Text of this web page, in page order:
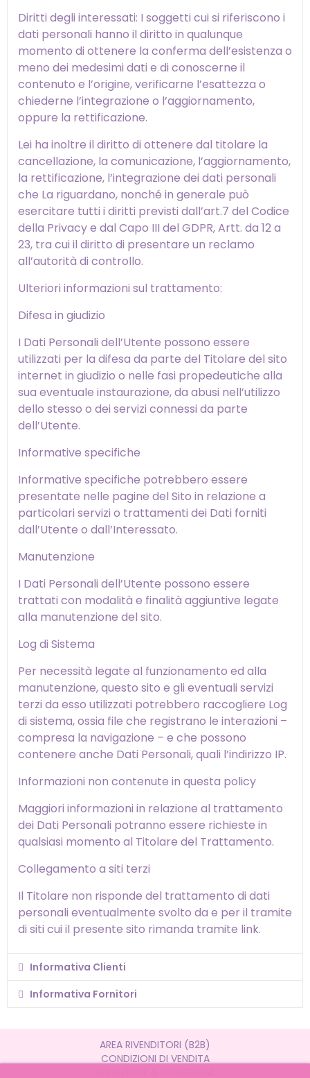
Diritti degli interessati: I soggetti cui si riferiscono i
dati personali hanno il diritto in qualunque
momento di ottenere la conferma dell’esistenza o
meno dei medesimi dati e di conoscerne il
contenuto e l’origine, verificarne l’esattezza o
chiederne l’integrazione o l’aggiornamento,
oppure la rettificazione.
Lei ha inoltre il diritto di ottenere dal titolare la
cancellazione, la comunicazione, l’aggiornamento,
la rettificazione, l’integrazione dei dati personali
che La riguardano, nonché in generale può
esercitare tutti i diritti previsti dall’art.7 del Codice
della Privacy e dal Capo III del GDPR, Artt. da 12 a
23, tra cui il diritto di presentare un reclamo
all’autorità di controllo.
Ulteriori informazioni sul trattamento:
Difesa in giudizio
I Dati Personali dell’Utente possono essere
utilizzati per la difesa da parte del Titolare del sito
internet in giudizio o nelle fasi propedeutiche alla
sua eventuale instaurazione, da abusi nell’utilizzo
dello stesso o dei servizi connessi da parte
dell’Utente.
Informative specifiche
Informative specifiche potrebbero essere
presentate nelle pagine del Sito in relazione a
particolari servizi o trattamenti dei Dati forniti
dall’Utente o dall’Interessato.
Manutenzione
I Dati Personali dell’Utente possono essere
trattati con modalità e finalità aggiuntive legate
alla manutenzione del sito.
Log di Sistema
Per necessità legate al funzionamento ed alla
manutenzione, questo sito e gli eventuali servizi
terzi da esso utilizzati potrebbero raccogliere Log
di sistema, ossia file che registrano le interazioni –
compresa la navigazione – e che possono
contenere anche Dati Personali, quali l’indirizzo IP.
Informazioni non contenute in questa policy
Maggiori informazioni in relazione al trattamento
dei Dati Personali potranno essere richieste in
qualsiasi momento al Titolare del Trattamento.
Collegamento a siti terzi
Il Titolare non risponde del trattamento di dati
personali eventualmente svolto da e per il tramite
di siti cui il presente sito rimanda tramite link.
Informativa Clienti
Informativa Fornitori
AREA RIVENDITORI (B2B)
CONDIZIONI DI VENDITA